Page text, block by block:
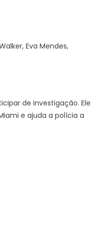
Eva Mendes,
de investigação. Ele
e ajuda a polícia a